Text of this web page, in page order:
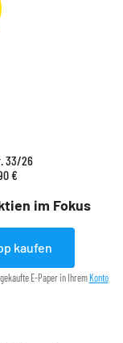
im Fokus
33/26
€
kaufen
E-Paper in Ihrem Konto